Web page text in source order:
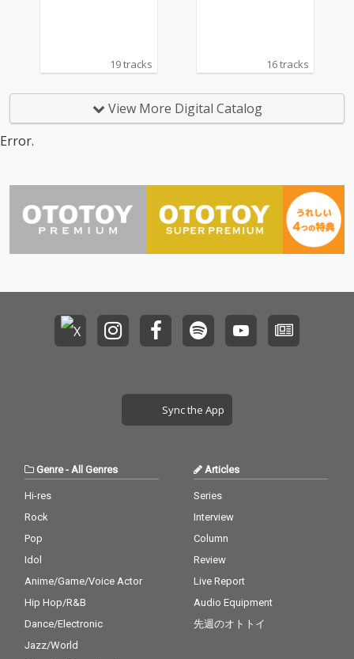
19 tracks 16 tracks
View More Digital Catalog
Error.
Sync the App
Genre- All Genres
Hi-res
Rock
Pop
Idol
Anime/Game/Voice Actor
Hip Hop/R&B
Dance/Electronic
Jazz/World
Articles
Series
Interview
Column
Review
Live Report
Audio Equipment
先週のオトトイ